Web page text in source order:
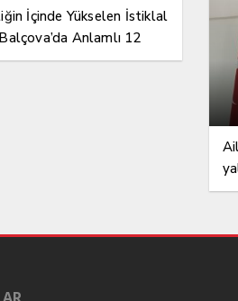
İçinde Yükselen İstiklal
Anlamlı 12